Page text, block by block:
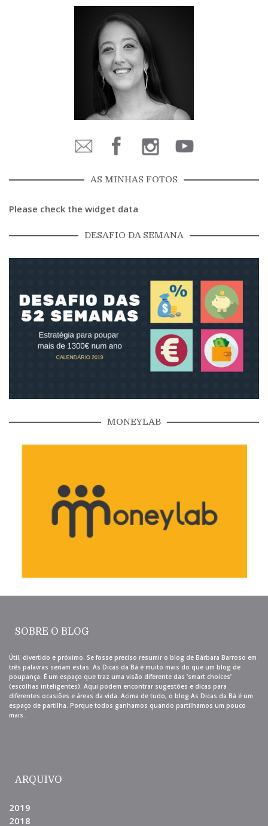
AS MINHAS FOTOS
Please check the widget data
DESAFIO DA SEMANA
MONEYLAB
SOBRE O BLOG
Útil, divertido e próximo. Se fosse preciso resumir o blog de Bárbara Barroso em
três palavras seriam estas. As Dicas da Bá é muito mais do que um blog de
poupança. É um espaço que traz uma visão diferente das ‘smart choices’
(escolhas inteligentes). Aqui podem encontrar sugestões e dicas para
diferentes ocasiões e áreas da vida. Acima de tudo, o blog As Dicas da Bá é um
espaço de partilha. Porque todos ganhamos quando partilhamos um pouco
mais.
ARQUIVO
2019
2018